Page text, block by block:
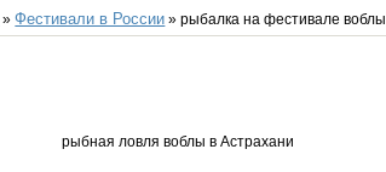
»Фестивали в России » рыбалка на фестивале воблы
рыбная ловля воблы в Астрахани